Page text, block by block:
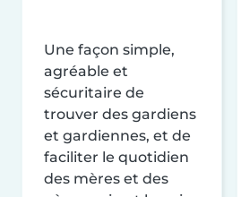
Une façon simple,
agréable et
sécuritaire de
trouver des gardiens
et gardiennes, et de
faciliter le quotidien
des mères et des